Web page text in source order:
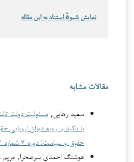
نمایش شیوهٔ استناد به این مقاله
مقالات مشابه
سعید رهایی, مسئولیت دولت
با تاکید بر رویه دیوان اروپایی
حقوق و سیاست: دوره ۷ شماره ۲ (۱۴۰۴)
هوشنگ احمدی سرصحرا, مریم